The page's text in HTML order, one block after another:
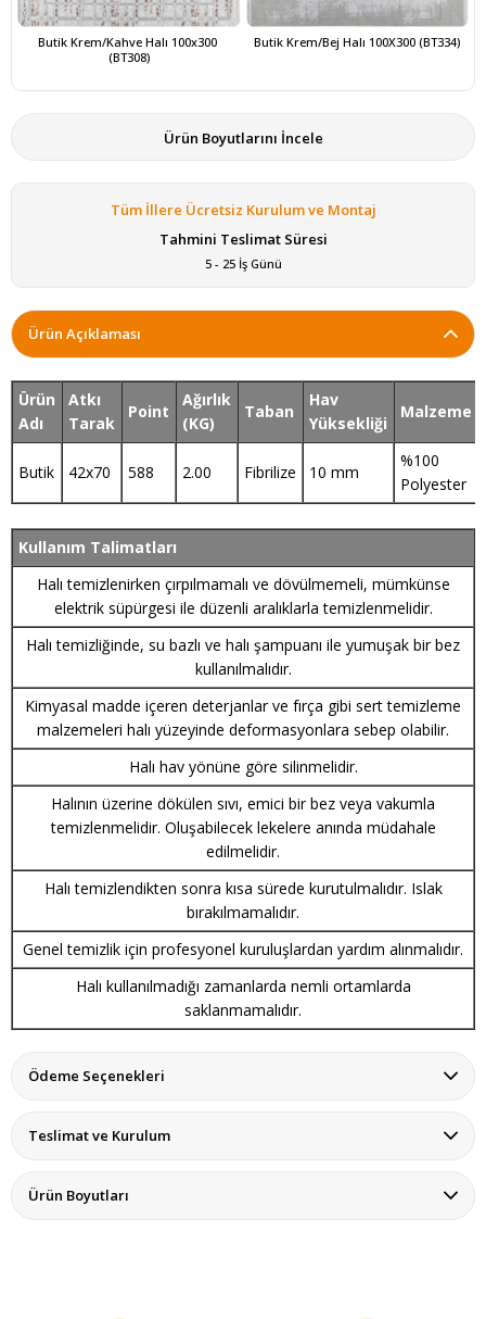
Butik Krem/Kahve Halı 100x300
(BT308)
Butik Krem/Bej Halı 100X300 (BT334)
Ürün Boyutlarını İncele
Tüm İllere Ücretsiz Kurulum ve Montaj
Tahmini Teslimat Süresi
5 - 25 İş Günü
Ürün Açıklaması
Ürün
Adı
Atkı
Tarak
Point
Ağırlık
(KG)
Taban
Hav
Yüksekliği
Malzeme
Butik 42x70 588 2.00 Fibrilize 10 mm
%100
Polyester
Kullanım Talimatları
Halı temizlenirken çırpılmamalı ve dövülmemeli, mümkünse
elektrik süpürgesi ile düzenli aralıklarla temizlenmelidir.
Halı temizliğinde, su bazlı ve halı şampuanı ile yumuşak bir bez
kullanılmalıdır.
Kimyasal madde içeren deterjanlar ve fırça gibi sert temizleme
malzemeleri halı yüzeyinde deformasyonlara sebep olabilir.
Halı hav yönüne göre silinmelidir.
Halının üzerine dökülen sıvı, emici bir bez veya vakumla
temizlenmelidir. Oluşabilecek lekelere anında müdahale
edilmelidir.
Halı temizlendikten sonra kısa sürede kurutulmalıdır. Islak
bırakılmamalıdır.
Genel temizlik için profesyonel kuruluşlardan yardım alınmalıdır.
Halı kullanılmadığı zamanlarda nemli ortamlarda
saklanmamalıdır.
Ödeme Seçenekleri
Teslimat ve Kurulum
Ürün Boyutları